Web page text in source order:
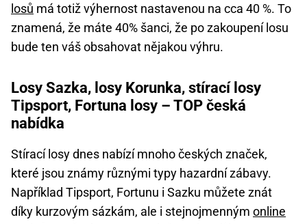
losů má totiž výhernost nastavenou na cca 40 %. To
znamená, že máte 40% šanci, že po zakoupení losu
bude ten váš obsahovat nějakou výhru.
Losy Sazka, losy Korunka, stírací losy
Tipsport, Fortuna losy – TOP česká
nabídka
Stírací losy dnes nabízí mnoho českých značek,
které jsou známy různými typy hazardní zábavy.
Například Tipsport, Fortunu i Sazku můžete znát
díky kurzovým sázkám, ale i stejnojmenným online